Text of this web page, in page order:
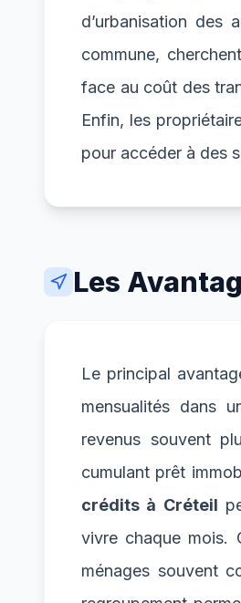
d’urbanisation des
commune,
face au coût des
Enfin, les
pour accéder à des
Les
Le principal
mensualités dans
revenus souvent
cumulant prêt
crédits à Créteil
vivre chaque mois.
ménages souvent